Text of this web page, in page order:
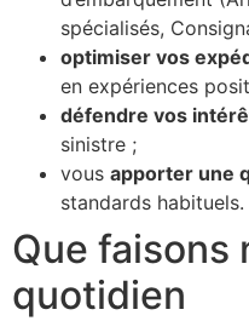
spécialisés,
optimiser vos
en expériences
défendre vos
sinistre ;
vous apporter une
standards habituels.
Que faisons
quotidien